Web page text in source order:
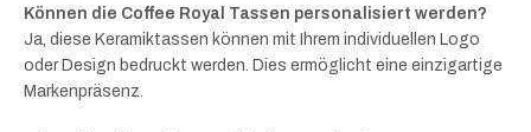
Können die Coffee Royal Tassen personalisiert werden?
Ja, diese Keramiktassen können mit Ihrem individuellen Logo
oder Design bedruckt werden. Dies ermöglicht eine einzigartige
Markenpräsenz.